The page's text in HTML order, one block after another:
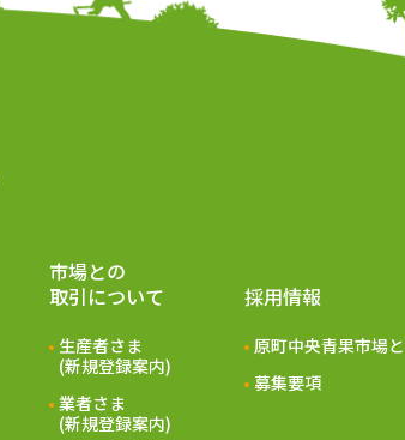
市場との
取引について
⽣産者さま
(新規登録案内)
業者さま
(新規登録案内)
採⽤情報
原町中央⻘果市場
募集要項